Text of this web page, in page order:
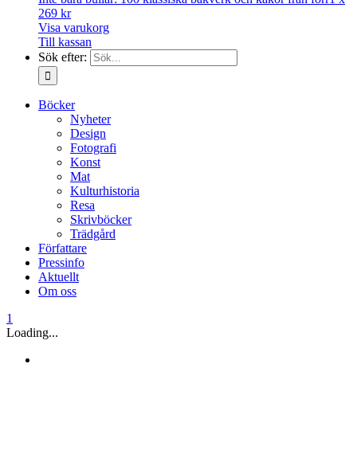
269 kr
Visa varukorg
Till kassan
Sök efter:
Böcker
Nyheter
Design
Fotografi
Konst
Mat
Kulturhistoria
Resa
Skrivböcker
Trädgård
Författare
Pressinfo
Aktuellt
Om oss
1
Loading...